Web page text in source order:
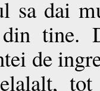
sa dai
tine.
de